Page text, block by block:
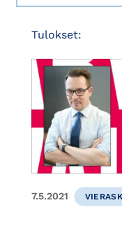
Tulokset:
7.5.2021